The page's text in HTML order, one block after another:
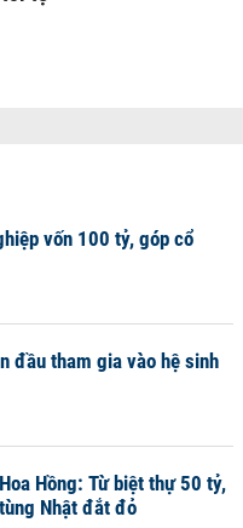
vốn 100 tỷ, góp cổ
đầu tham gia vào hệ sinh
Hồng: Từ biệt thự 50 tỷ,
Nhật đắt đỏ